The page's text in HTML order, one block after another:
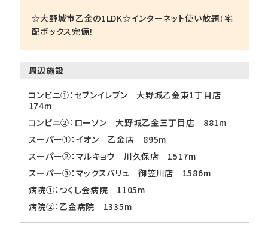
☆大野城市乙金の1LDK☆インターネット使い放題！宅
配ボックス完備！
周辺施設
コンビニ①：セブンイレブン 大野城乙金東1丁目店
174m
コンビニ②：ローソン 大野城乙金三丁目店 881m
スーパー①：イオン 乙金店 895m
スーパー②：マルキョウ 川久保店 1517m
スーパー③：マックスバリュ 御笠川店 1586m
病院①：つくし会病院 1105m
病院②：乙金病院 1335m